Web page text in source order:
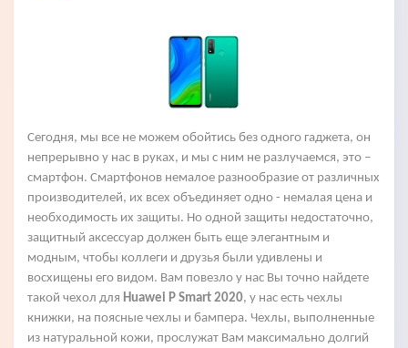
Сегодня, мы все не можем обойтись без одного гаджета, он
непрерывно у нас в руках, и мы с ним не разлучаемся, это –
смартфон. Смартфонов немалое разнообразие от различных
производителей, их всех объединяет одно - немалая цена и
необходимость их защиты. Но одной защиты недостаточно,
защитный аксессуар должен быть еще элегантным и
модным, чтобы коллеги и друзья были удивлены и
восхищены его видом. Вам повезло у нас Вы точно найдете
такой чехол для Huawei P Smart 2020, у нас есть чехлы
книжки, на поясные чехлы и бампера. Чехлы, выполненные
из натуральной кожи, прослужат Вам максимально долгий